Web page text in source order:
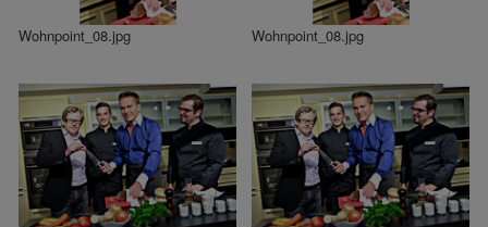
Wohnpoint_08.jpg Wohnpoint_08.jpg